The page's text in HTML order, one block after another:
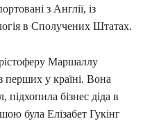
з Англії, із
в Сполучених Штатах.
Маршаллу
перших у країні. Вона
бізнес діда в
була Елізабет Гукінг